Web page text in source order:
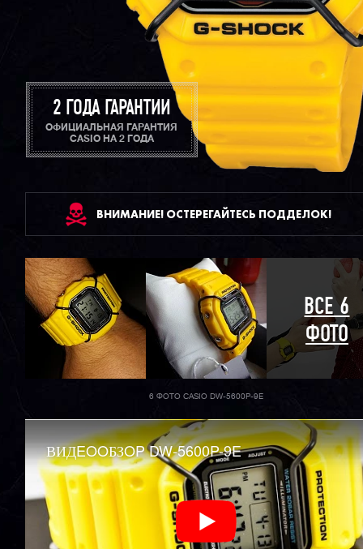
2 ГОДА ГАРАНТИИ
ОФИЦИАЛЬНАЯ ГАРАНТИЯ
CASIO НА 2 ГОДА
ВНИМАНИЕ! ОСТЕРЕГАЙТЕСЬ ПОДДЕЛОК!
ВСЕ 6
ФОТО
6 ФОТО CASIO DW-5600P-9E
ВИДEOOБЗOP DW-5600P-9E